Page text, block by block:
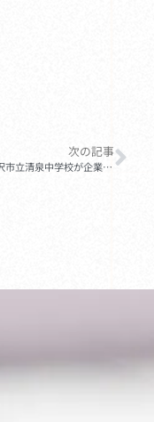
次の記事
石川県金沢市立清泉中学校が企業訪問を実施しました